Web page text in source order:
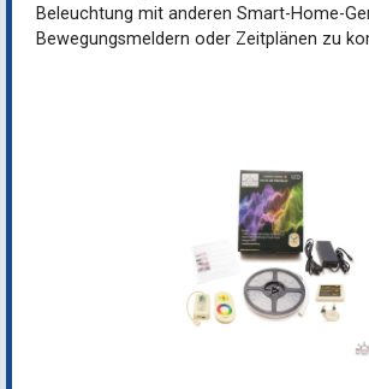
Beleuchtung mit anderen Smart-Home-
Bewegungsmeldern oder Zeitplänen zu